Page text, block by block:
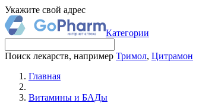
Укажите свой адрес
Категории
Поиск лекарств, например Тримол, Цитрамон
Главная
Витамины и БАДы